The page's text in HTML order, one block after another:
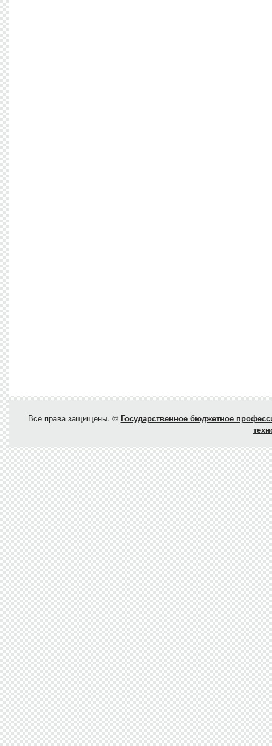
Все права защищены. © Государственное бюджетное